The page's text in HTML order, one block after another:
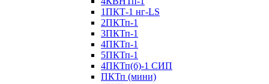
1ПКТ-1 нг-LS
2ПКТп-1
3ПКТп-1
4ПКТп-1
5ПКТп-1
4ПКТп(б)-1 СИП
ПКТп (мини)